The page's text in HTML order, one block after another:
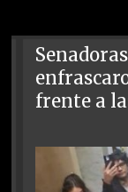
frente a